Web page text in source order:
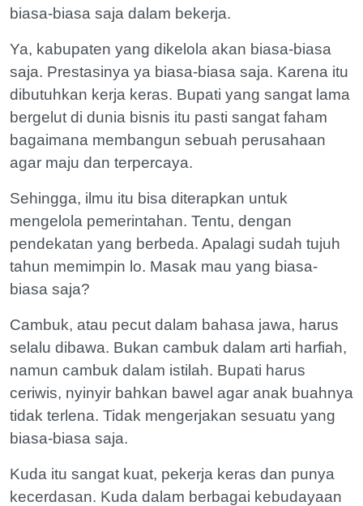
biasa-biasa saja dalam bekerja.
Ya, kabupaten yang dikelola akan biasa-biasa
saja. Prestasinya ya biasa-biasa saja. Karena itu
dibutuhkan kerja keras. Bupati yang sangat lama
bergelut di dunia bisnis itu pasti sangat faham
bagaimana membangun sebuah perusahaan
agar maju dan terpercaya.
Sehingga, ilmu itu bisa diterapkan untuk
mengelola pemerintahan. Tentu, dengan
pendekatan yang berbeda. Apalagi sudah tujuh
tahun memimpin lo. Masak mau yang biasa-
biasa saja?
Cambuk, atau pecut dalam bahasa jawa, harus
selalu dibawa. Bukan cambuk dalam arti harfiah,
namun cambuk dalam istilah. Bupati harus
ceriwis, nyinyir bahkan bawel agar anak buahnya
tidak terlena. Tidak mengerjakan sesuatu yang
biasa-biasa saja.
Kuda itu sangat kuat, pekerja keras dan punya
kecerdasan. Kuda dalam berbagai kebudayaan